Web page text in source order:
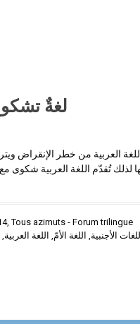
لغةٌ
العربية من خطر الإنقراض
لذلك تُقدّم اللغة العربية شكوى
,Tous azimuts - Forum trilingue
الأجنبية, اللغة الأمّ, اللغة العربية,